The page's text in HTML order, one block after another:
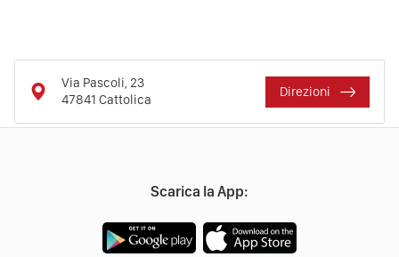
Via Pascoli, 23
47841 Cattolica
Direzioni
Scarica la App: